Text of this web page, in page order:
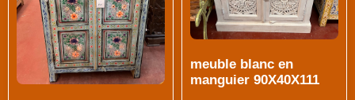
meuble blanc en
manguier 90X40X111